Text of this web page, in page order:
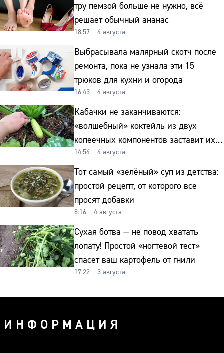
тру пемзой больше не нужно, всё
решает обычный ананас
18:57 – 4 августа
Выбрасывала малярный скотч после
ремонта, пока не узнала эти 15
трюков для кухни и огорода
16:43 – 4 августа
Кабачки не заканчиваются:
«волшебный» коктейль из двух
копеечных компонентов заставит их
плодоносить до самых заморозков
14:54 – 4 августа
Тот самый «зелёный» суп из детства:
простой рецепт, от которого все
просят добавки
8:16 – 4 августа
Сухая ботва — не повод хватать
лопату! Простой «ногтевой тест»
спасет ваш картофель от гнили
17:22 – 3 августа
ИНФОРМАЦИЯ